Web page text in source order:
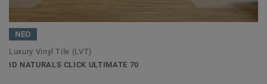
ΝΕΟ
Luxury Vinyl Tile (LVT)
ID NATURALS CLICK ULTIMATE 70